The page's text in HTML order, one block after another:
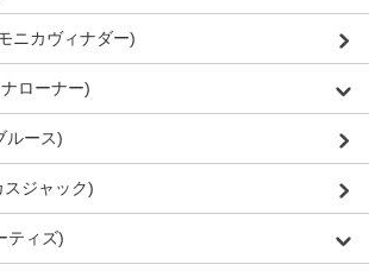
ニカヴィナダー)
ローナー)
ルース)
スジャック)
ティズ)